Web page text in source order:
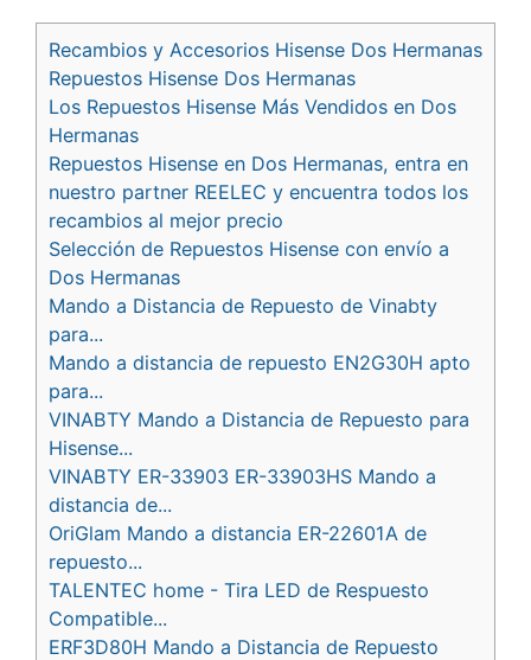
Recambios y Accesorios Hisense Dos Hermanas
Repuestos Hisense Dos Hermanas
Los Repuestos Hisense Más Vendidos en Dos
Hermanas
Repuestos Hisense en Dos Hermanas, entra en
nuestro partner REELEC y encuentra todos los
recambios al mejor precio
Selección de Repuestos Hisense con envío a
Dos Hermanas
Mando a Distancia de Repuesto de Vinabty
para...
Mando a distancia de repuesto EN2G30H apto
para...
VINABTY Mando a Distancia de Repuesto para
Hisense...
VINABTY ER-33903 ER-33903HS Mando a
distancia de...
OriGlam Mando a distancia ER-22601A de
repuesto...
TALENTEC home - Tira LED de Respuesto
Compatible...
ERF3D80H Mando a Distancia de Repuesto